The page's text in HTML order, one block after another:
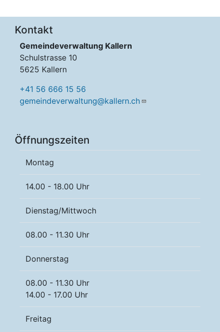
Kontakt
Gemeindeverwaltung Kallern
Schulstrasse 10
5625 Kallern
+41 56 666 15 56
gemeindeverwaltung@kallern.ch
Öffnungszeiten
Montag
14.00 - 18.00 Uhr
Dienstag/Mittwoch
08.00 - 11.30 Uhr
Donnerstag
08.00 - 11.30 Uhr
14.00 - 17.00 Uhr
Freitag